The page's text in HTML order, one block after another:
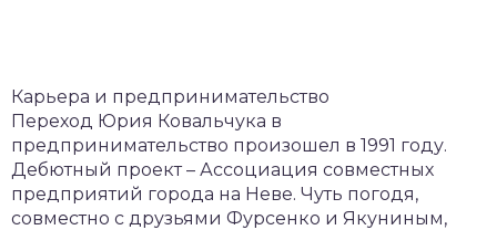
Карьера и предпринимательство
Переход Юрия Ковальчука в
предпринимательство произошел в 1991 году.
Дебютный проект – Ассоциация совместных
предприятий города на Неве. Чуть погодя,
совместно с друзьями Фурсенко и Якуниным,